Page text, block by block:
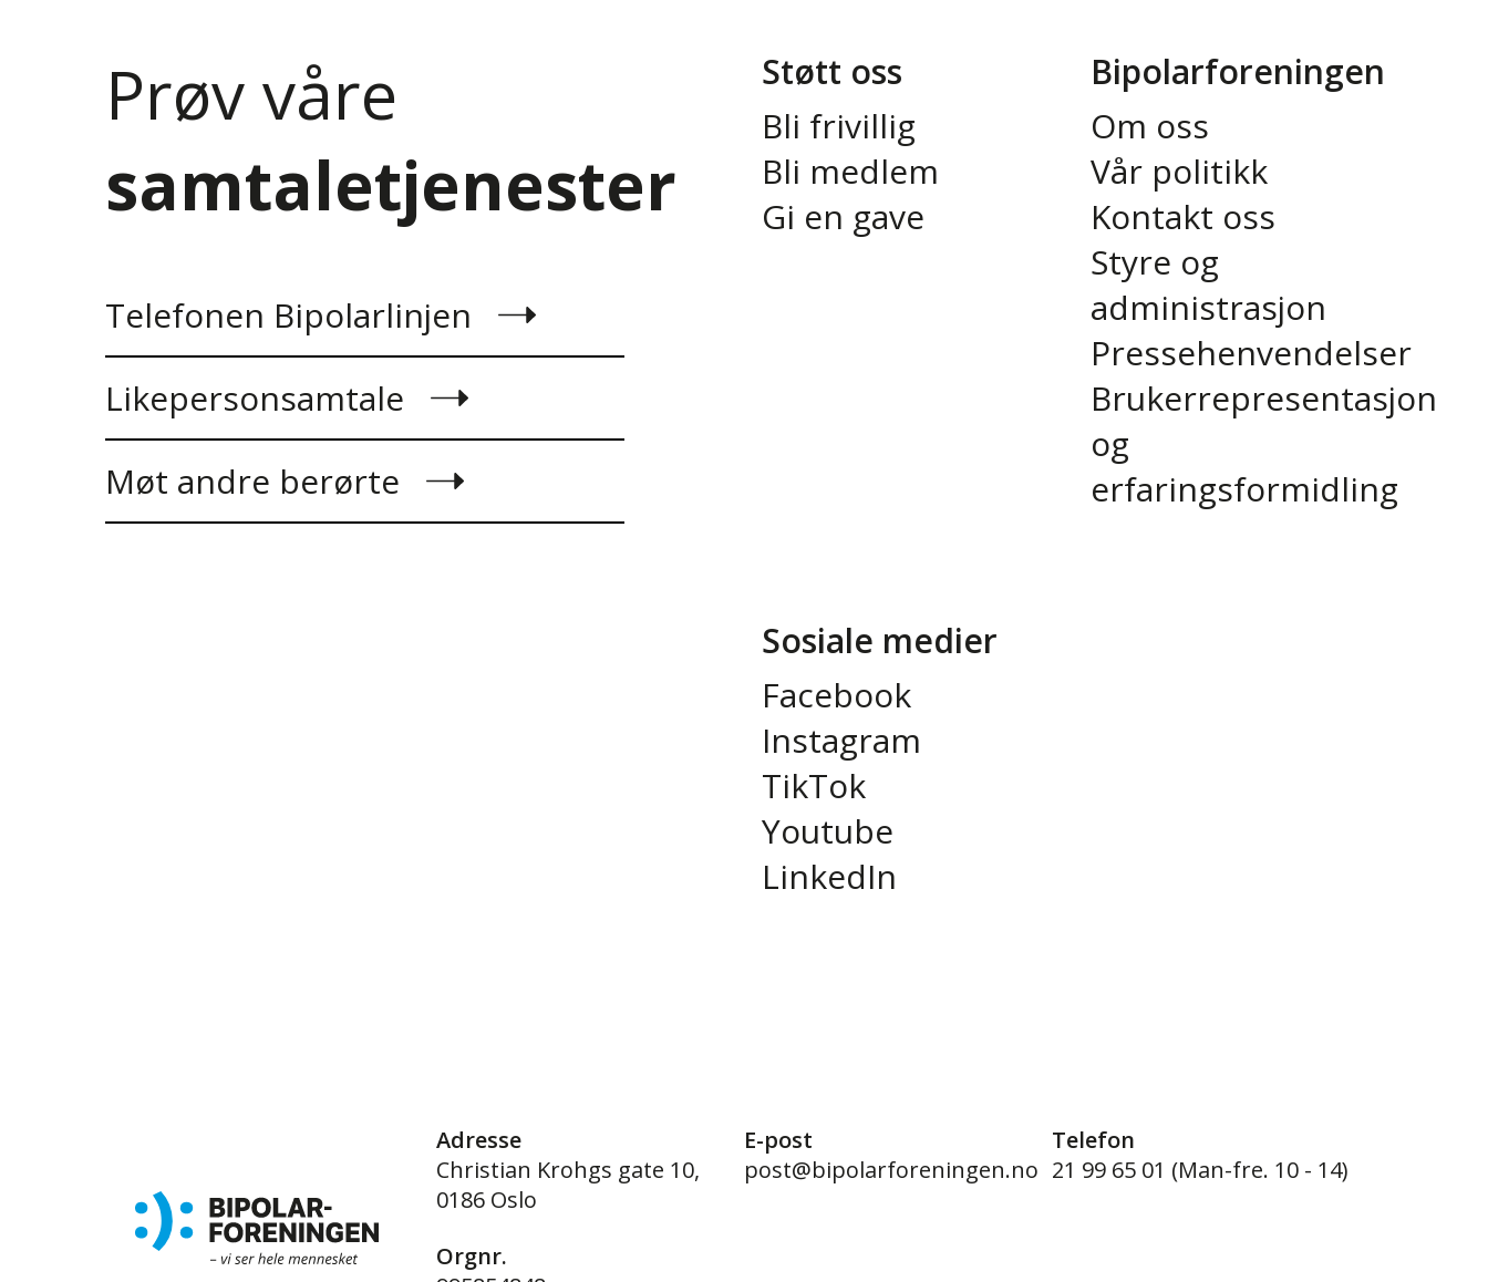
Prøv våre
samtaletjenester
Telefonen Bipolarlinjen
Likepersonsamtale
Møt andre berørte
Støtt oss
Bli frivillig
Bli medlem
Gi en gave
Bipolarforeningen
Om oss
Vår politikk
Kontakt oss
Styre og
administrasjon
Pressehenvendelser
Brukerrepresentasjon
og
erfaringsformidling
Sosiale medier
Facebook
Instagram
TikTok
Youtube
LinkedIn
Adresse
Christian Krohgs gate 10,
0186 Oslo
Orgnr.
E-post
post@bipolarforeningen.no
Telefon
21 99 65 01 (Man-fre. 10 - 14)